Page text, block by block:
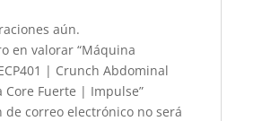
aún.
en valorar “Máquina
| Crunch Abdominal
Core Fuerte | Impulse”
de correo electrónico no será